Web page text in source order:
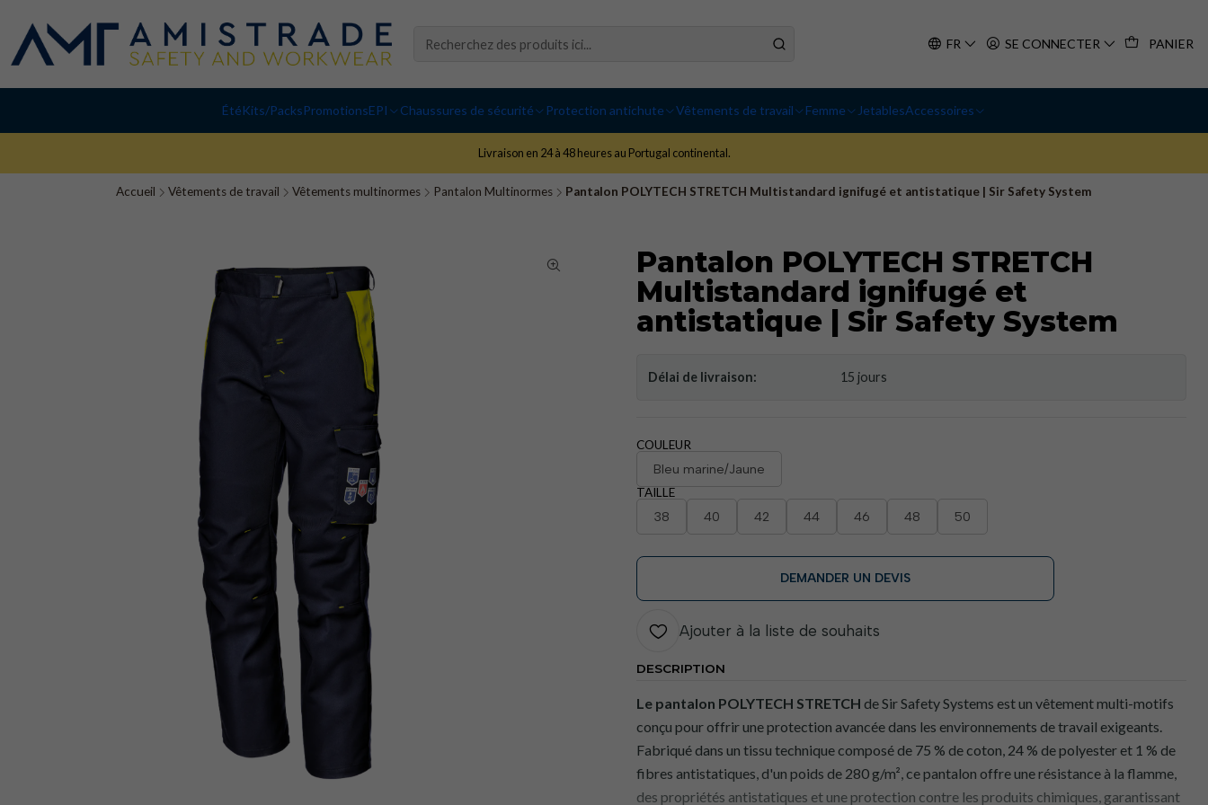
FR SE CONNECTER PANIER
ÉtéKits/PacksPromotionsEPI Chaussures de sécurité Protection antichute Vêtements de travail Femme JetablesAccessoires
Livraison en 24 à 48 heures au Portugal continental.
Accueil Vêtements de travail Vêtements multinormes Pantalon Multinormes Pantalon POLYTECH STRETCH Multistandard ignifugé et antistatique | Sir Safety System
Pantalon POLYTECH STRETCH
Multistandard ignifugé et
antistatique | Sir Safety System
Délai de livraison: 15 jours
COULEUR
Bleu marine/Jaune
TAILLE
38 40 42 44 46 48 50
DEMANDER UN DEVIS
Ajouter à la liste de souhaits
DESCRIPTION
Le pantalon POLYTECH STRETCH de Sir Safety Systems est un vêtement multi-motifs
conçu pour offrir une protection avancée dans les environnements de travail exigeants.
Fabriqué dans un tissu technique composé de 75 % de coton, 24 % de polyester et 1 % de
fibres antistatiques, d'un poids de 280 g/m², ce pantalon offre une résistance à la flamme,
des propriétés antistatiques et une protection contre les produits chimiques, garantissant